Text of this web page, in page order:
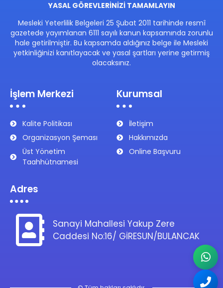
YASAL GÖREVLERİNİZİ TAMAMLAYIN
Mesleki Yeterlilik Belgeleri 25 Şubat 2011 tarihinde resmî
gazetede yayımlanan 6111 sayılı kanun kapsamında zorunlu
hale getirilmiştir. Bu kapsamda aldığınız belge ile Mesleki
yetkinliğinizi kanıtlayacak ve yasal şartları yerine getirmiş
olacaksınız.
İşlem Merkezi
Kalite Politikası
Organizasyon Şeması
Üst Yönetim
Taahhütnamesi
Kurumsal
İletişim
Hakkımızda
Online Başvuru
Adres
Sanayi Mahallesi Yakup Zere
Caddesi No:16/ GİRESUN/BULANCAK